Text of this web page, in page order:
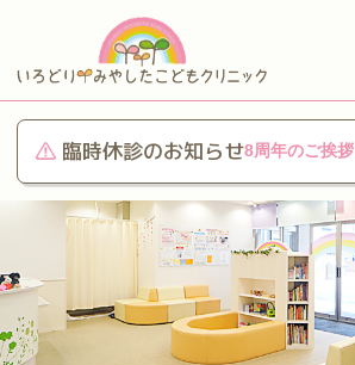
臨時休診のお知らせ8周年のご挨拶